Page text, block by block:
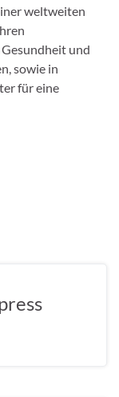
weltweiten
und
sowie in
für eine